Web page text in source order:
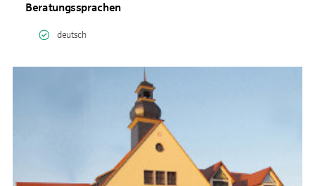
Beratungssprachen
deutsch